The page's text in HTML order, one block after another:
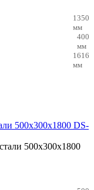
1350
мм
400
мм
1616
мм
500х300х1800 DS-